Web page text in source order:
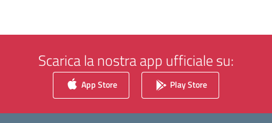
Scarica la nostra app ufficiale su:
App Store Play Store